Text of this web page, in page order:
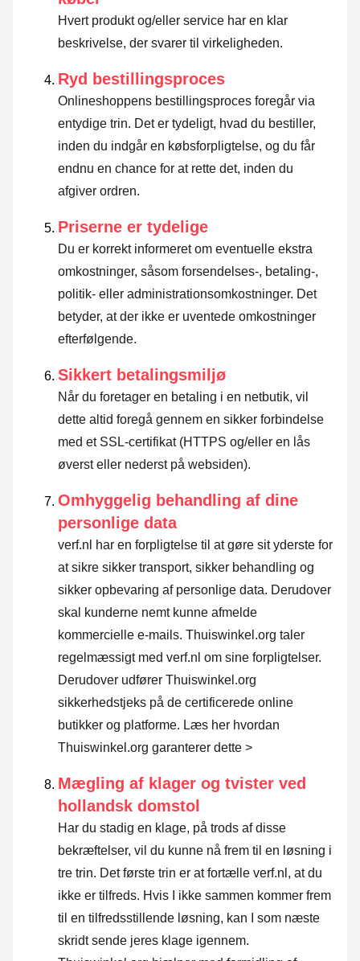
Hvert produkt og/eller service har en klar
beskrivelse, der svarer til virkeligheden.
Ryd bestillingsproces
Onlineshoppens bestillingsproces foregår via
entydige trin. Det er tydeligt, hvad du bestiller,
inden du indgår en købsforpligtelse, og du får
endnu en chance for at rette det, inden du
afgiver ordren.
Priserne er tydelige
Du er korrekt informeret om eventuelle ekstra
omkostninger, såsom forsendelses-, betaling-,
politik- eller administrationsomkostninger. Det
betyder, at der ikke er uventede omkostninger
efterfølgende.
Sikkert betalingsmiljø
Når du foretager en betaling i en netbutik, vil
dette altid foregå gennem en sikker forbindelse
med et SSL-certifikat (HTTPS og/eller en lås
øverst eller nederst på websiden).
Omhyggelig behandling af dine
personlige data
verf.nl har en forpligtelse til at gøre sit yderste for
at sikre sikker transport, sikker behandling og
sikker opbevaring af personlige data. Derudover
skal kunderne nemt kunne afmelde
kommercielle e-mails. Thuiswinkel.org taler
regelmæssigt med verf.nl om sine forpligtelser.
Derudover udfører Thuiswinkel.org
sikkerhedstjeks på de certificerede online
butikker og platforme. Læs her hvordan
Thuiswinkel.org garanterer dette >
Mægling af klager og tvister ved
hollandsk domstol
Har du stadig en klage, på trods af disse
bekræftelser, vil du kunne nå frem til en løsning i
tre trin. Det første trin er at fortælle verf.nl, at du
ikke er tilfreds. Hvis I ikke sammen kommer frem
til en tilfredsstillende løsning, kan I som næste
skridt sende jeres klage igennem.